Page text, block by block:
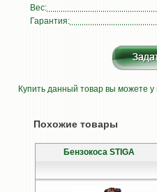
Вес:
Гарантия:
Купить данный товар вы можете
Похожие товары
Бензокоса STIGA